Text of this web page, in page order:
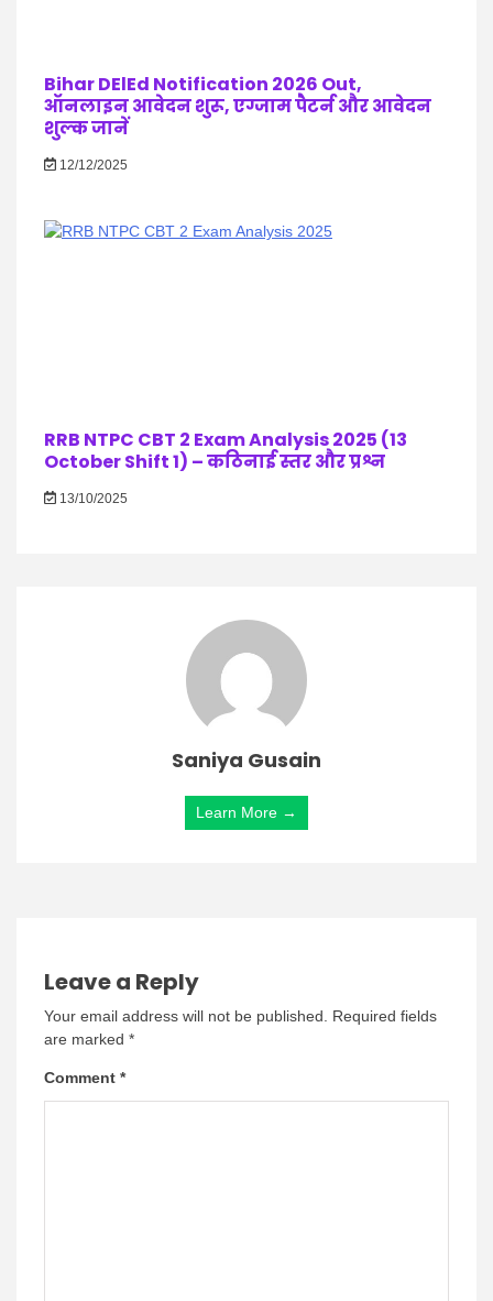
Bihar DElEd Notification 2026 Out,
ऑनलाइन आवेदन शुरू, एग्जाम पैटर्न और आवेदन
शुल्क जानें
12/12/2025
RRB NTPC CBT 2 Exam Analysis 2025 (13
October Shift 1) – कठिनाई स्तर और प्रश्न
13/10/2025
Saniya Gusain
Learn More →
Leave a Reply
Your email address will not be published.
Required fields
are marked *
Comment *